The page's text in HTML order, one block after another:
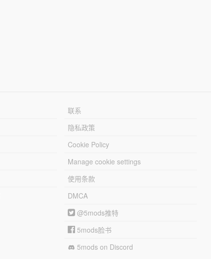
联系
隐私政策
Cookie Policy
Manage cookie settings
使用条款
DMCA
@5mods推特
5mods脸书
5mods on Discord